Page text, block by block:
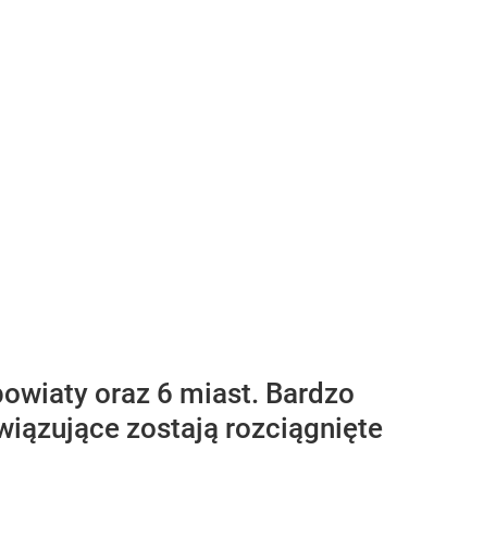
oraz 6 miast. Bardzo
zostają rozciągnięte